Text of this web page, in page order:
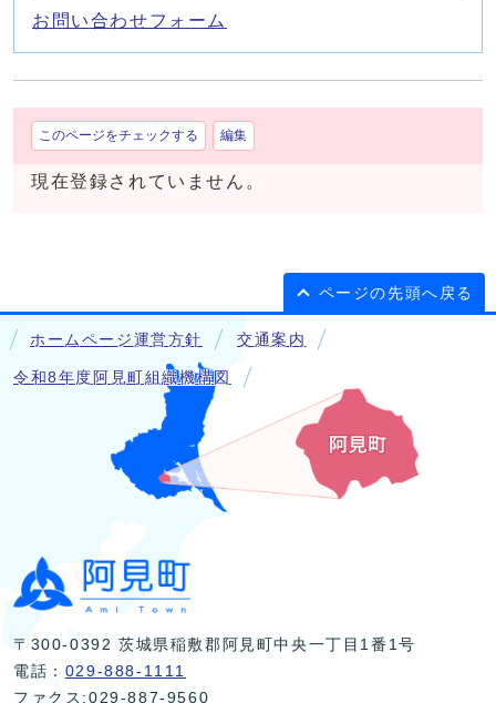
お問い合わせフォーム
このページをチェックする 編集
現在登録されていません。
ページの先頭へ戻る
ホームページ運営方針 交通案内
令和8年度阿見町組織機構図
〒300-0392 茨城県稲敷郡阿見町中央一丁目1番1号
電話： 029-888-1111
ファクス:029-887-9560